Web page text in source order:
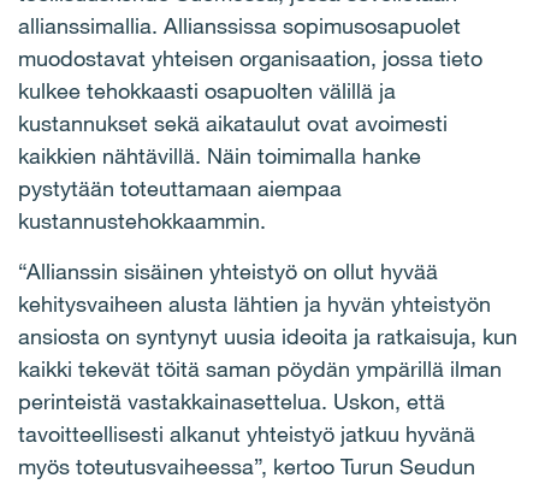
allianssimallia. Allianssissa sopimusosapuolet
muodostavat yhteisen organisaation, jossa tieto
kulkee tehokkaasti osapuolten välillä ja
kustannukset sekä aikataulut ovat avoimesti
kaikkien nähtävillä. Näin toimimalla hanke
pystytään toteuttamaan aiempaa
kustannustehokkaammin.
“Allianssin sisäinen yhteistyö on ollut hyvää
kehitysvaiheen alusta lähtien ja hyvän yhteistyön
ansiosta on syntynyt uusia ideoita ja ratkaisuja, kun
kaikki tekevät töitä saman pöydän ympärillä ilman
perinteistä vastakkainasettelua. Uskon, että
tavoitteellisesti alkanut yhteistyö jatkuu hyvänä
myös toteutusvaiheessa”, kertoo Turun Seudun